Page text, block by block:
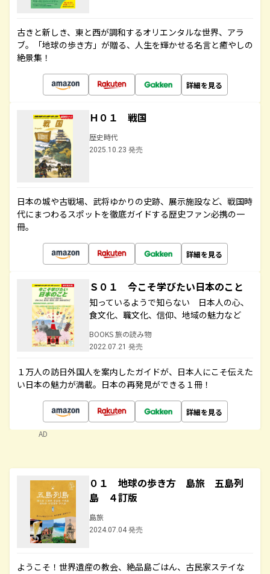
古きと新しき、東と西が調和するオリエンタルな世界、アラ
ブ。「地球の歩き方」が贈る、人生を輝かせる名言と癒やしの
絶景集！
詳細を見る
Ｈ０１ 戦国
歴史時代
2025.10.23 発売
日本の城や古戦場、武将ゆかりの史跡、展示施設など、戦国時
代にまつわるスポットを徹底ガイドする歴史ファン必携の一
冊。
詳細を見る
Ｓ０１ 今こそ学びたい日本のこと
知っているようで知らない 日本人の心、
食文化、職文化、信仰、地域の魅力など
BOOKS 旅の読み物
2022.07.21 発売
１万人の訪日外国人を案内したガイドが、日本人にこそ伝えた
い日本の魅力が満載。日本の再発見ができる１冊！
詳細を見る
AD
０１ 地球の歩き方 島旅 五島列
島 ４訂版
島旅
2024.07.04 発売
ようこそ！世界遺産の教会、絶品島ごはん、古民家ステイな